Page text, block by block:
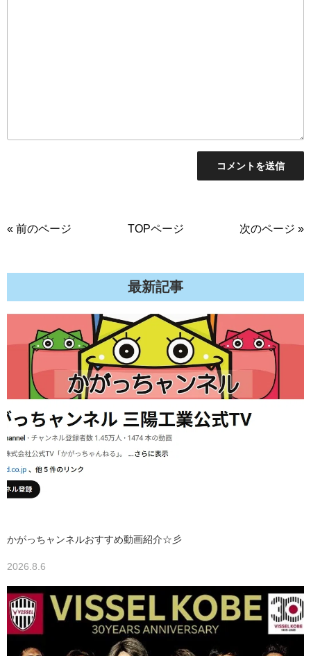
« 前のページ TOPページ 次のページ »
最新記事
かがっちャンネルおすすめ動画紹介☆彡
2026.8.6